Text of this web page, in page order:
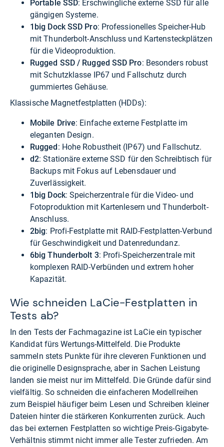
Portable SSD: Erschwingliche externe SSD für alle
gängigen Systeme.
1big Dock SSD Pro: Professionelles Speicher-Hub
mit Thunderbolt-Anschluss und Kartensteckplätzen
für die Videoproduktion.
Rugged SSD / Rugged SSD Pro: Besonders robust
mit Schutzklasse IP67 und Fallschutz durch
gummiertes Gehäuse.
Klassische Magnetfestplatten (HDDs):
Mobile Drive: Einfache externe Festplatte im
eleganten Design.
Rugged : Hohe Robustheit (IP67) und Fallschutz.
d2: Stationäre externe SSD für den Schreibtisch für
Backups mit Fokus auf Lebensdauer und
Zuverlässigkeit.
1big Dock: Speicherzentrale für die Video- und
Fotoproduktion mit Kartenlesern und Thunderbolt-
Anschluss.
2big: Profi-Festplatte mit RAID-Festplatten-Verbund
für Geschwindigkeit und Datenredundanz.
6big Thunderbolt 3: Profi-Speicherzentrale mit
komplexen RAID-Verbünden und extrem hoher
Kapazität.
Wie schneiden LaCie-Festplatten in
Tests ab?
In den Tests der Fachmagazine ist LaCie ein typischer
Kandidat fürs Wertungs-Mittelfeld. Die Produkte
sammeln stets Punkte für ihre cleveren Funktionen und
die originelle Designsprache, aber in Sachen Leistung
landen sie meist nur im Mittelfeld. Die Gründe dafür sind
vielfältig. So schneiden die einfacheren Modellreihen
zum Beispiel häufiger beim Lesen und Schreiben kleiner
Dateien hinter die stärkeren Konkurrenten zurück. Auch
das bei externen Festplatten so wichtige Preis-Gigabyte-
Verhältnis stimmt nicht immer alle Tester zufrieden. Am